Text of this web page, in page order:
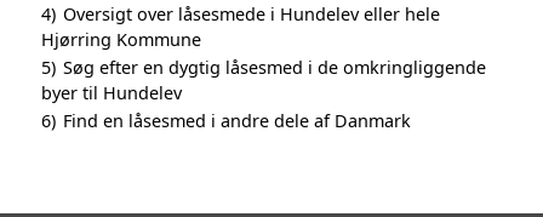
4) Oversigt over låsesmede i Hundelev eller hele
Hjørring Kommune
5) Søg efter en dygtig låsesmed i de omkringliggende
byer til Hundelev
6) Find en låsesmed i andre dele af Danmark